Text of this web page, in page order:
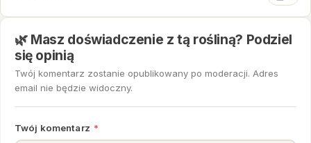
🌿 Masz doświadczenie z tą rośliną? Podziel
się opinią
Twój komentarz zostanie opublikowany po moderacji. Adres
email nie będzie widoczny.
Twój komentarz *